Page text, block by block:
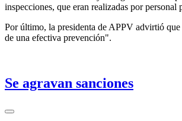
inspecciones, que eran realizadas por
Por último, la presidenta de APPV advirtió
de una efectiva prevención".
Se agravan sanciones